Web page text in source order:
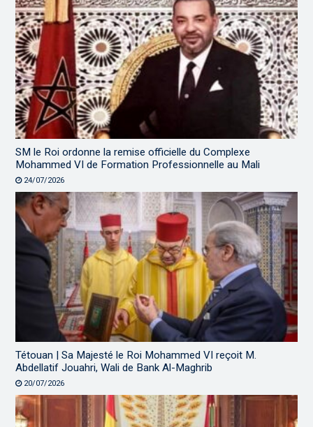
SM le Roi ordonne la remise officielle du Complexe
Mohammed VI de Formation Professionnelle au Mali
24/07/2026
Tétouan | Sa Majesté le Roi Mohammed VI reçoit M.
Abdellatif Jouahri, Wali de Bank Al-Maghrib
20/07/2026